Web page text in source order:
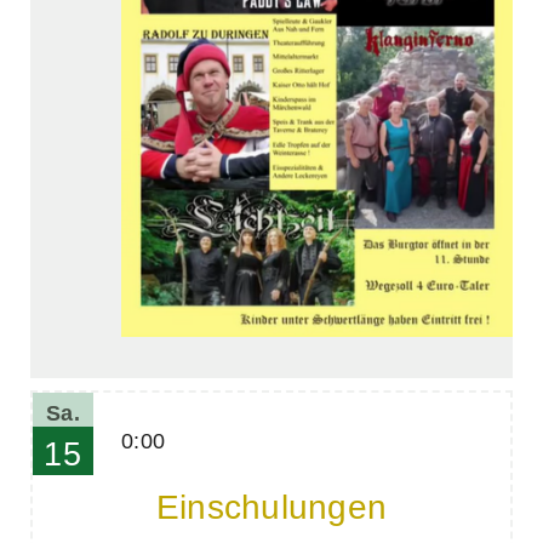
Sa.
15 0:00
Einschulungen
sammeln.
Performance
Cookies
Diese Cookies werden
verwendet, um
Informationen über
die Leistung unserer
Website, Ihren Besuch
sowie Ihre Nutzung
unserer Website zu
sammeln, z.B. die
sammeln keine